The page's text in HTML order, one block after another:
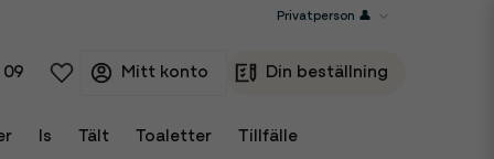
09
Is Tält Toaletter Tillfälle